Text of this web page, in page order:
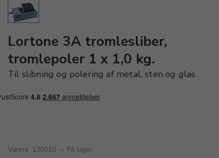
Lortone 3A tromlesliber,
tromlepoler 1 x 1,0 kg.
Til slibning og polering af metal, sten og glas
Varenr. 130010 – På lager